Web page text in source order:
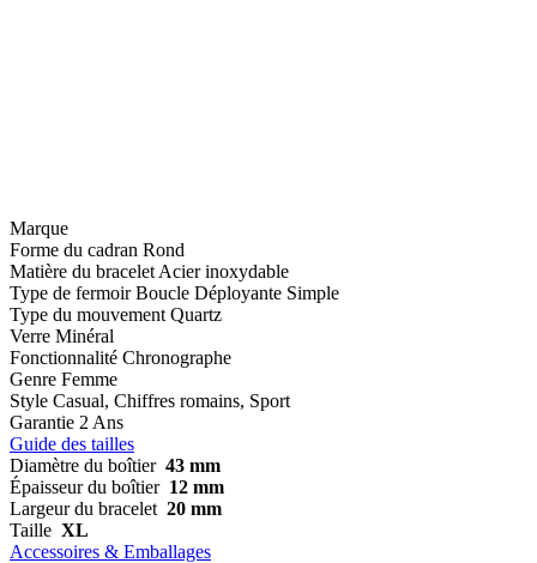
Marque
Forme du cadran Rond
Matière du bracelet Acier inoxydable
Type de fermoir Boucle Déployante Simple
Type du mouvement Quartz
Verre Minéral
Fonctionnalité Chronographe
Genre Femme
Style Casual, Chiffres romains, Sport
Garantie 2 Ans
Guide des tailles
Diamètre du boîtier 43 mm
Épaisseur du boîtier 12 mm
Largeur du bracelet 20 mm
Taille XL
Accessoires & Emballages